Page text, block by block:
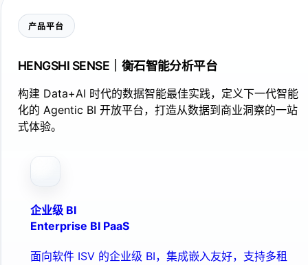
产品平台
HENGSHI SENSE｜衡石智能分析平台
构建 Data+AI 时代的数据智能最佳实践，定义下一代智能
化的 Agentic BI 开放平台，打造从数据到商业洞察的一站
式体验。
企业级 BI
Enterprise BI PaaS
面向软件 ISV 的企业级 BI，集成嵌入友好，支持多租